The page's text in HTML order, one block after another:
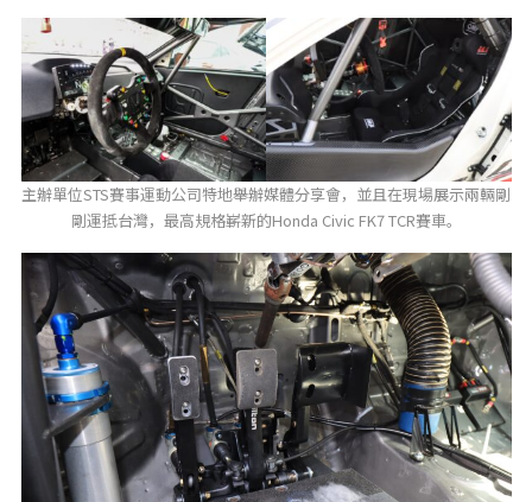
主辦單位STS賽事運動公司特地舉辦媒體分享會，並且在現場展示兩輛剛
剛運抵台灣，最高規格嶄新的Honda Civic FK7 TCR賽車。